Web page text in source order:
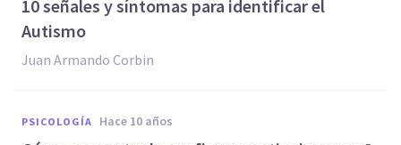
​10 señales y síntomas para identificar el
Autismo
Juan Armando Corbin
PSICOLOGÍA hace 10 años